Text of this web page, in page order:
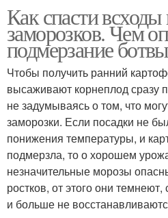
Как спасти
заморозков. Чем
подмерзание
Чтобы получить ранний
высаживают корнеплод сразу
не задумываясь о том, что
заморозки. Если посадки не
понижения температуры, и
подмерзла, то о хорошем
незначительные морозы
ростков, от этого они
и больше не